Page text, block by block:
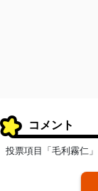
コメント
投票項目「毛利霧仁